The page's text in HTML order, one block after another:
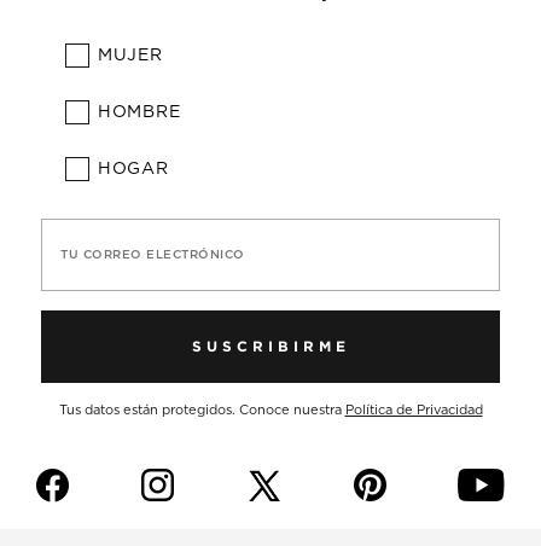
MUJER
HOMBRE
HOGAR
TU CORREO ELECTRÓNICO
SUSCRIBIRME
Tus datos están protegidos. Conoce nuestra Política de Privacidad
f i p y